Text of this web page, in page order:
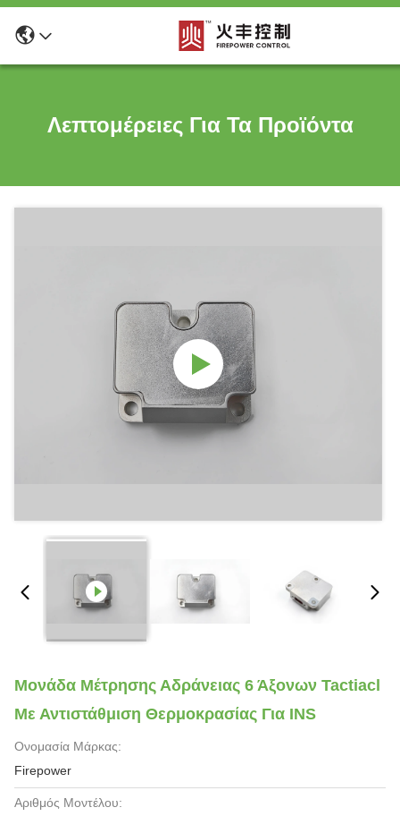
Λεπτομέρειες Για Τα Προϊόντα
Μονάδα Μέτρησης Αδράνειας 6 Άξονων Tactiacl
Με Αντιστάθμιση Θερμοκρασίας Για INS
Ονομασία Μάρκας:
Firepower
Αριθμός Μοντέλου: